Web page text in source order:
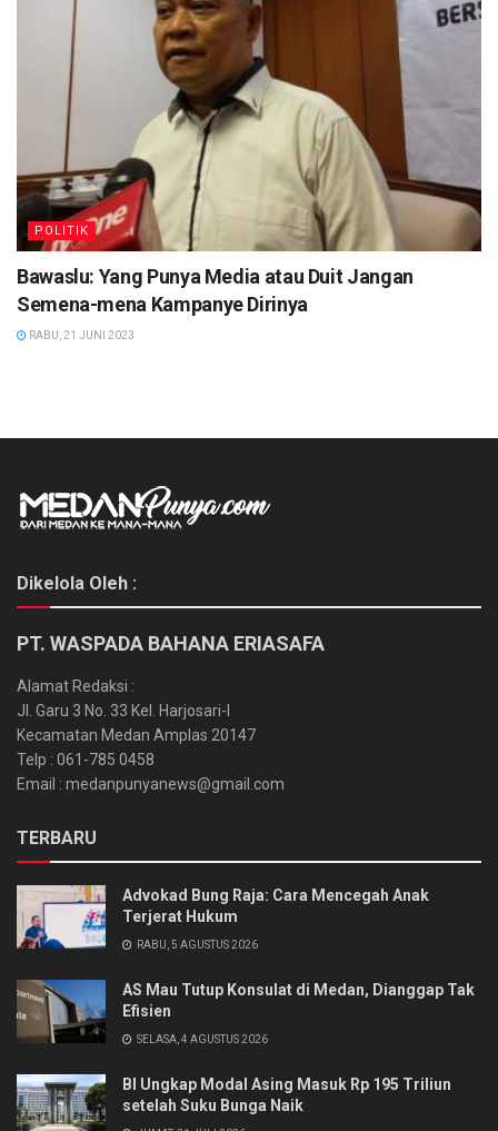
POLITIK
Bawaslu: Yang Punya Media atau Duit Jangan
Semena-mena Kampanye Dirinya
RABU, 21 JUNI 2023
Dikelola Oleh :
PT. WASPADA BAHANA ERIASAFA
Alamat Redaksi :
Jl. Garu 3 No. 33 Kel. Harjosari-I
Kecamatan Medan Amplas 20147
Telp : 061-785 0458
Email : medanpunyanews@gmail.com
TERBARU
Advokad Bung Raja: Cara Mencegah Anak
Terjerat Hukum
RABU, 5 AGUSTUS 2026
AS Mau Tutup Konsulat di Medan, Dianggap Tak
Efisien
SELASA, 4 AGUSTUS 2026
BI Ungkap Modal Asing Masuk Rp 195 Triliun
setelah Suku Bunga Naik